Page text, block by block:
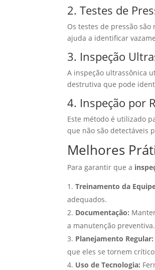
2. Testes de
Os testes de pressão
ajuda a identificar
3. Inspeção
A inspeção ultrassônica
destrutiva que pode
4. Inspeção por
Este método é utilizado
que não são detectáveis
Melhores
Para garantir que a
Treinamento da
adequados.
Documentação:
a manutenção preventiva.
Planejamento Regular:
que eles se tornem
Uso de Tecnologia: